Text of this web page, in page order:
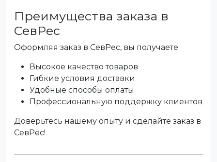
Преимущества заказа в
СевРес
Оформляя заказ в СевРес, вы получаете:
Высокое качество товаров
Гибкие условия доставки
Удобные способы оплаты
Профессиональную поддержку клиентов
Доверьтесь нашему опыту и сделайте заказ в
СевРес!